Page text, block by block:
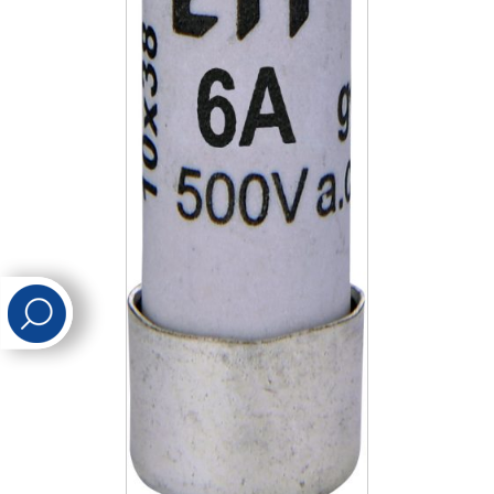
לכל מוצרי היצרן לכל מוצרי היצרן